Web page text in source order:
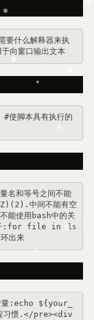
什么解释器来执
窗口输出文本
脚本具有执行的
和等号之间不能
中间不能有空
使用bash中的关
例子:for file in
ls
出来
:echo ${your_
习惯.</pre><div